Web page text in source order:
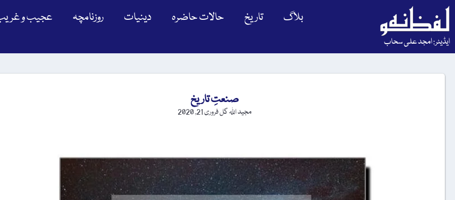
ایڈیٹر: امجد علی سحاب
بلاگ تاریخ حالات حاضرہ دینیات روزنامچہ عجیب و
صنعتِ تاریخ
مجید اللہ گلفروری 21, 2020